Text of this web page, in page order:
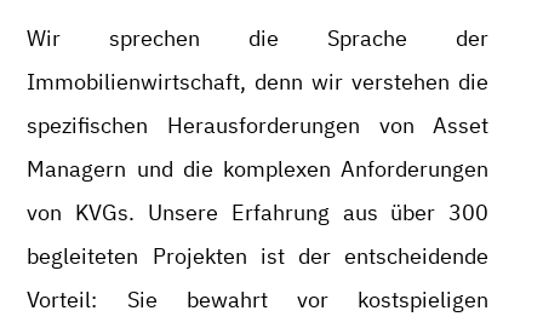
Wir sprechen die Sprache der
Immobilienwirtschaft, denn wir verstehen die
spezifischen Herausforderungen von Asset
Managern und die komplexen Anforderungen
von KVGs. Unsere Erfahrung aus über 300
begleiteten Projekten ist der entscheidende
Vorteil: Sie bewahrt vor kostspieligen